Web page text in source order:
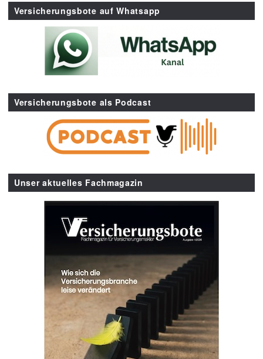
Versicherungsbote auf Whatsapp
Versicherungsbote als Podcast
Unser aktuelles Fachmagazin